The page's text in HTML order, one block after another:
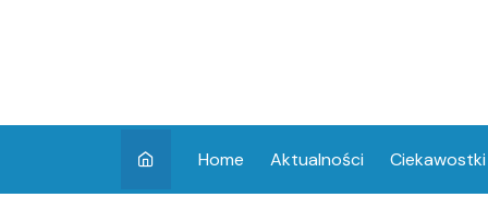
Home Aktualności Ciekawostki